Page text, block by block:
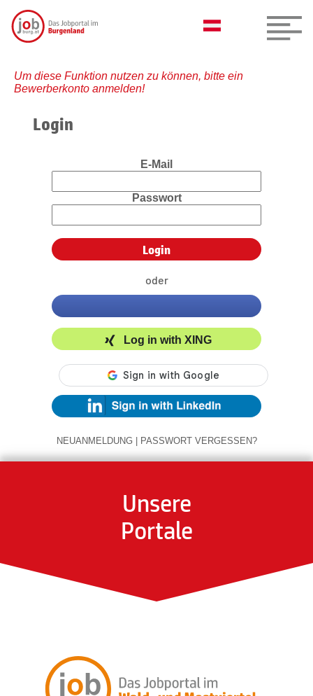
Um diese Funktion nutzen zu können, bitte ein
Bewerberkonto anmelden!
Login
E-Mail
Passwort
oder
Log in with XING
NEUANMELDUNG | PASSWORT VERGESSEN?
Unsere
Portale